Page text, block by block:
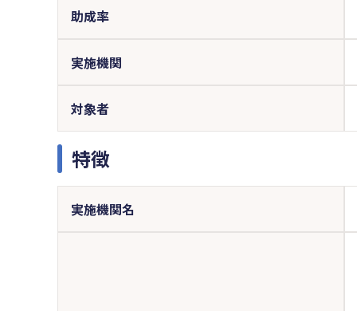
助成率
実施機関
対象者
特徴
実施機関名